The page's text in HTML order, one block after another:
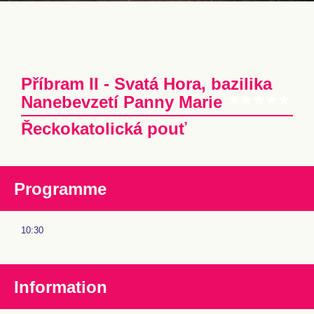
Příbram II - Svatá Hora, bazilika
Nanebevzetí Panny Marie
Řeckokatolická pouť
Programme
10:30
Information